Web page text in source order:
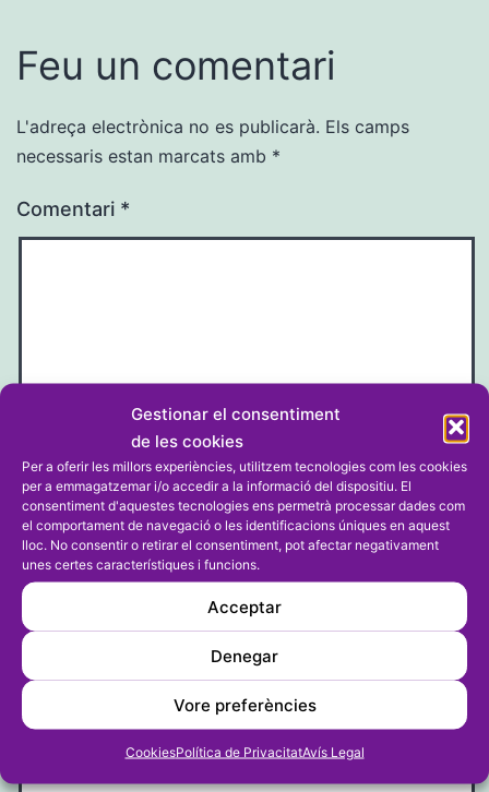
Gestionar el consentiment
de les cookies
Per a oferir les millors experiències, utilitzem tecnologies com les cookies
per a emmagatzemar i/o accedir a la informació del dispositiu. El
consentiment d'aquestes tecnologies ens permetrà processar dades com
el comportament de navegació o les identificacions úniques en aquest
lloc. No consentir o retirar el consentiment, pot afectar negativament
unes certes característiques i funcions.
Acceptar
Denegar
Vore preferències
CookiesPolítica de PrivacitatAvís Legal
Feu un comentari
L'adreça electrònica no es publicarà. Els camps
necessaris estan marcats amb *
Comentari *
Nom*
Correu electrònic